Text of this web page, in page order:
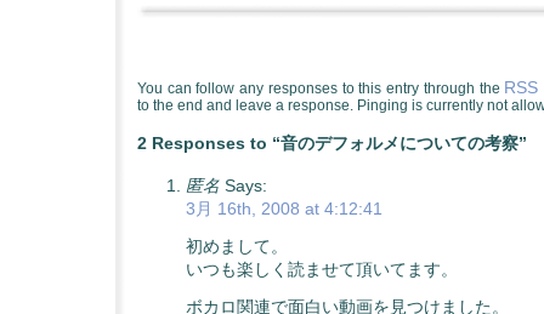
You can follow any responses to this entry through the RSS
to the end and leave a response. Pinging is currently not
2 Responses to “音のデフォルメについての考察”
匿名 Says:
3月 16th, 2008 at 4:12:41
初めまして。
いつも楽しく読ませて頂いてます。
ボカロ関連で面白い動画を見つけました。